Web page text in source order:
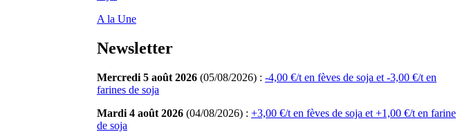
A la Une
Newsletter
Mercredi 5 août 2026 (05/08/2026) : -4,00 €/t en fèves de soja et -3,00 €/t en
farines de soja
Mardi 4 août 2026 (04/08/2026) : +3,00 €/t en fèves de soja et +1,00 €/t en farine
de soja